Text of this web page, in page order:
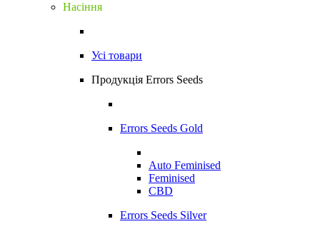
Насіння
Усі товари
Продукція Errors Seeds
Errors Seeds Gold
Auto Feminised
Feminised
CBD
Errors Seeds Silver